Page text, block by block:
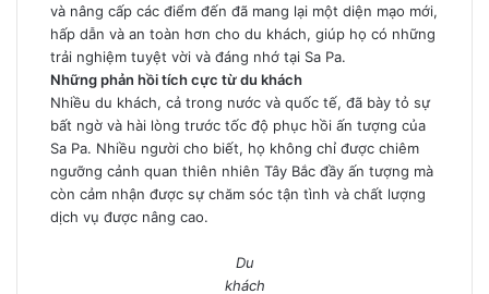
và nâng cấp các điểm đến đã mang lại một diện mạo mới,
hấp dẫn và an toàn hơn cho du khách, giúp họ có những
trải nghiệm tuyệt vời và đáng nhớ tại Sa Pa.
Những phản hồi tích cực từ du khách
Nhiều du khách, cả trong nước và quốc tế, đã bày tỏ sự
bất ngờ và hài lòng trước tốc độ phục hồi ấn tượng của
Sa Pa. Nhiều người cho biết, họ không chỉ được chiêm
ngưỡng cảnh quan thiên nhiên Tây Bắc đầy ấn tượng mà
còn cảm nhận được sự chăm sóc tận tình và chất lượng
dịch vụ được nâng cao.
Du
khách